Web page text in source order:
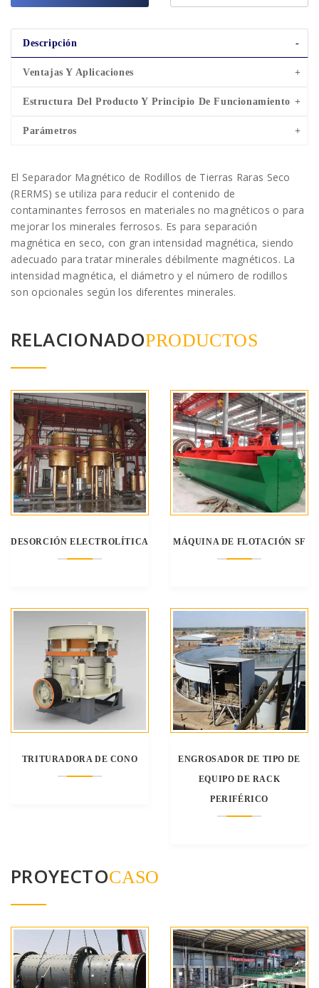
Descripción
Ventajas Y Aplicaciones
Estructura Del Producto Y Principio De Funcionamiento
Parámetros
El Separador Magnético de Rodillos de Tierras Raras Seco
(RERMS) se utiliza para reducir el contenido de
contaminantes ferrosos en materiales no magnéticos o para
mejorar los minerales ferrosos. Es para separación
magnética en seco, con gran intensidad magnética, siendo
adecuado para tratar minerales débilmente magnéticos. La
intensidad magnética, el diámetro y el número de rodillos
son opcionales según los diferentes minerales.
RELACIONADOPRODUCTOS
DESORCIÓN ELECTROLÍTICA MÁQUINA DE FLOTACIÓN SF
TRITURADORA DE CONO
ENGROSADOR DE TIPO DE
EQUIPO DE RACK
PERIFÉRICO
PROYECTOCASO